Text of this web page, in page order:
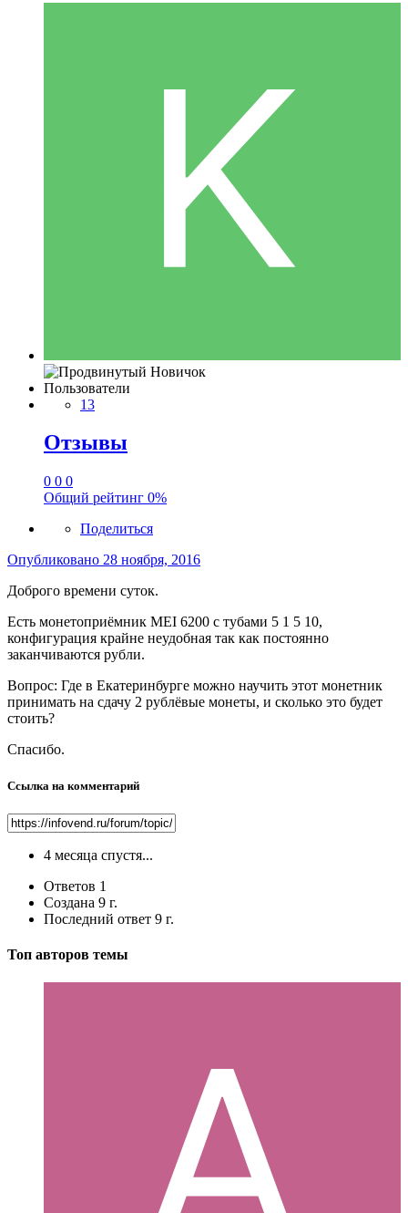
Пользователи
13
Отзывы
0 0 0
Общий рейтинг 0%
Поделиться
Опубликовано 28 ноября, 2016
Доброго времени суток.
Есть монетоприёмник MEI 6200 с тубами 5 1 5 10,
конфигурация крайне неудобная так как постоянно
заканчиваются рубли.
Вопрос: Где в Екатеринбурге можно научить этот монетник
принимать на сдачу 2 рублёвые монеты, и сколько это будет
стоить?
Спасибо.
Ссылка на комментарий
4 месяца спустя...
Ответов 1
Создана 9 г.
Последний ответ 9 г.
Топ авторов темы